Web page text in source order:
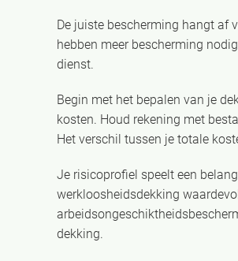
De juiste bescherming hangt af
hebben meer bescherming
dienst.
Begin met het bepalen van je
kosten. Houd rekening met
Het verschil tussen je totale
Je risicoprofiel speelt een
werkloosheidsdekking
dekking.